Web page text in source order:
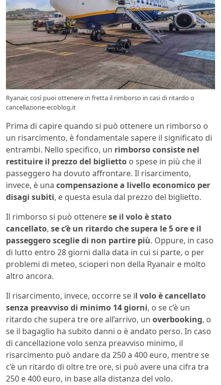
Ryanair, così puoi ottenere in fretta il rimborso in casi di ritardo o
cancellazione-ecoblog.it
Prima di capire quando si può ottenere un rimborso o
un risarcimento, è fondamentale sapere il significato di
entrambi. Nello specifico, un rimborso consiste nel
restituire il prezzo del biglietto o spese in più che il
passeggero ha dovuto affrontare. Il risarcimento,
invece, è una compensazione a livello economico per
disagi subiti, e questa esula dal prezzo del biglietto.
Il rimborso si può ottenerese il volo è stato
cancellato, se c’è un ritardo che supera le 5 ore e il
passeggero sceglie di non partire più. Oppure, in caso
di lutto entro 28 giorni dalla data in cui si parte, o per
problemi di meteo, scioperi non della Ryanair e molto
altro ancora.
Il risarcimento, invece, occorre se il volo è cancellato
senza preavviso di minimo 14 giorni, o se c’è un
ritardo che supera tre ore all’arrivo, un overbooking, o
se il bagaglio ha subito danni o è andato perso. In caso
di cancellazione volo senza preavviso minimo, il
risarcimento può andare da 250 a 400 euro, mentre se
c’è un ritardo di oltre tre ore, si può avere una cifra tra
250 e 400 euro, in base alla distanza del volo.